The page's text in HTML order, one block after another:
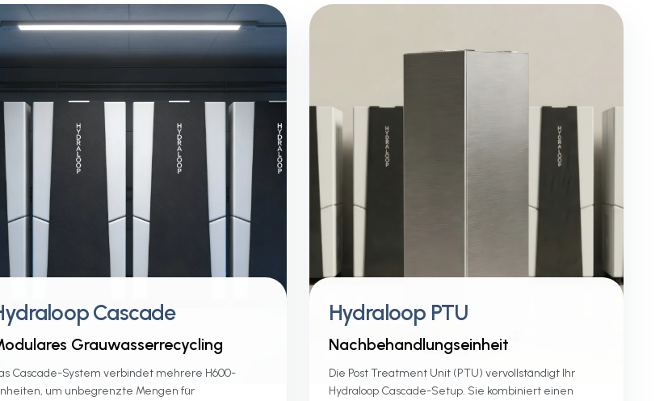
Cascade
Grauwasserrecycling
Cascade-System verbindet mehrere H600-
um unbegrenzte Mengen für
Hydraloop PTU
Nachbehandlungseinheit
Die Post Treatment Unit (PTU) vervollständigt Ihr
Hydraloop Cascade-Setup. Sie kombiniert einen